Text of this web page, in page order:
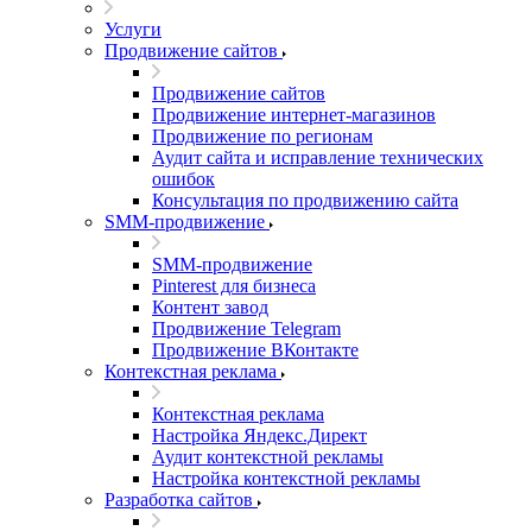
Услуги
Продвижение сайтов
Продвижение сайтов
Продвижение интернет-магазинов
Продвижение по регионам
Аудит сайта и исправление технических
ошибок
Консультация по продвижению сайта
SMM-продвижение
SMM-продвижение
Pinterest для бизнеса
Контент завод
Продвижение Telegram
Продвижение ВКонтакте
Контекстная реклама
Контекстная реклама
Настройка Яндекс.Директ
Аудит контекстной рекламы
Настройка контекстной рекламы
Разработка сайтов